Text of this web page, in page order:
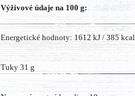
Výživové údaje na 100 g:
Energetické hodnoty: 1612 kJ / 385 kcal
Tuky 31 g